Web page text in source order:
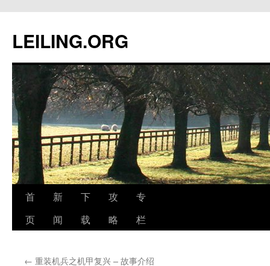
文
LEILING.ORG
首
页
新
闻
下
载
攻
略
专
栏
← 重装机兵之机甲复兴 – 故事介绍